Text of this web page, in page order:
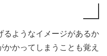
るようなイメージがあるか
かってしまうことも覚え